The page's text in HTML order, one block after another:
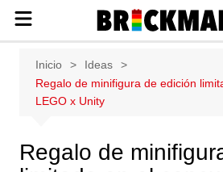
contenido
sobre las construcciones
Wars, Harry Potter, City,
Ninjago, Duplo, Super
Inicio
Ideas
Regalo de minifigura de edición
LEGO x Unity
Regalo de